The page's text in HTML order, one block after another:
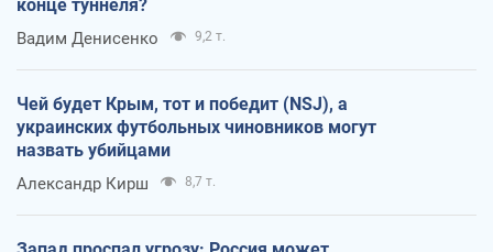
конце туннеля?
Вадим Денисенко 9,2 т.
Чей будет Крым, тот и победит (NSJ), а
украинских футбольных чиновников могут
назвать убийцами
Александр Кирш 8,7 т.